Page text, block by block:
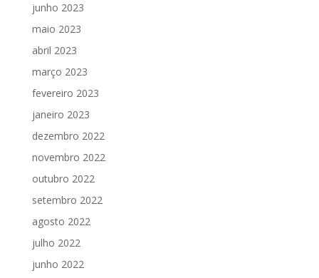
junho 2023
maio 2023
abril 2023
março 2023
fevereiro 2023
janeiro 2023
dezembro 2022
novembro 2022
outubro 2022
setembro 2022
agosto 2022
julho 2022
junho 2022